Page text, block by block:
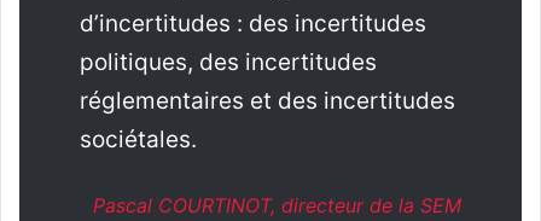
d’incertitudes : des incertitudes
politiques, des incertitudes
réglementaires et des incertitudes
sociétales.
Pascal COURTINOT, directeur de la SEM